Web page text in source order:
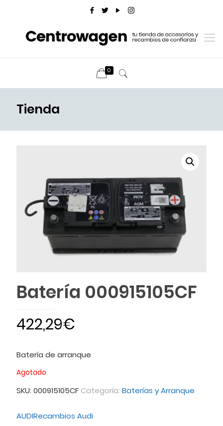
0
Tienda
Batería 000915105CF
422,29€
Batería de arranque
Agotado
SKU: 000915105CF Categoría: Baterías y Arranque
AUDIRecambios Audi